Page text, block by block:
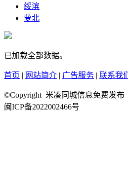
绥滨
萝北
已加载全部数据。
首页 | 网站简介 | 广告服务 | 联系我们
©Copyright 米凑同城信息免费发布
闽ICP备2022002466号